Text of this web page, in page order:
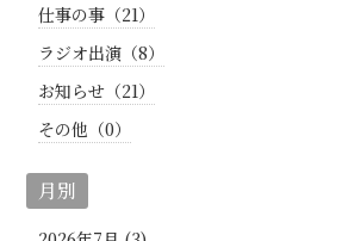
仕事の事（21）
ラジオ出演（8）
お知らせ（21）
その他（0）
月別